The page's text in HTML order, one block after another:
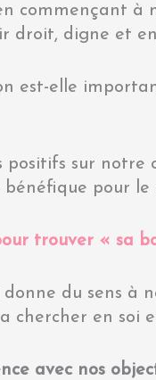
commençant à
droit, digne et
est-elle
positifs sur notre
pour le
trouver « sa
du sens à
chercher en soi
avec nos